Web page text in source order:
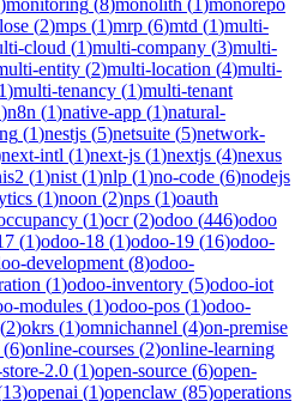
(2)mps (1)mrp (6)mtd (1)multi-
cloud (1)multi-company (3)multi-
entity (2)multi-location (4)multi-
1)multi-tenancy (1)multi-tenant
)n8n (1)native-app (1)natural-
(1)nestjs (5)netsuite (5)network-
next-intl (1)next-js (1)nextjs (4)nexus
(1)nist (1)nlp (1)no-code (6)nodejs
(1)noon (2)nps (1)oauth
(1)ocr(2)odoo (446)odoo
(1)odoo-18 (1)odoo-19 (16)odoo-
development (8)odoo-
(1)odoo-inventory (5)odoo-iot
modules (1)odoo-pos (1)odoo-
(2)okrs (1)omnichannel (4)on-premise
(6)online-courses (2)online-learning
2.0 (1)open-source (6)open-
13)openai (1)openclaw (85)operations